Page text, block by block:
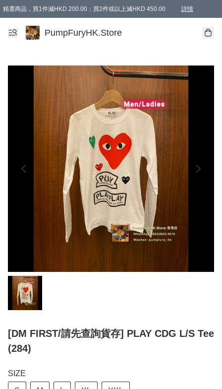
精選商品，買1件減HKD 200.00；買2件或以上減HKD 450.00 詳情
AAPE商品,會員專享9折或以上（按會員等級）AAPE products, members can
精選商品，任選買2件或以上減HKD 100.00
購物滿 HKD 800.00即享免運費優惠！（適用於 特定的送貨方式 )
PumpFuryHK.Store
[DM FIRST/請先查詢貨存] PLAY CDG L/S Tee
(284)
SIZE